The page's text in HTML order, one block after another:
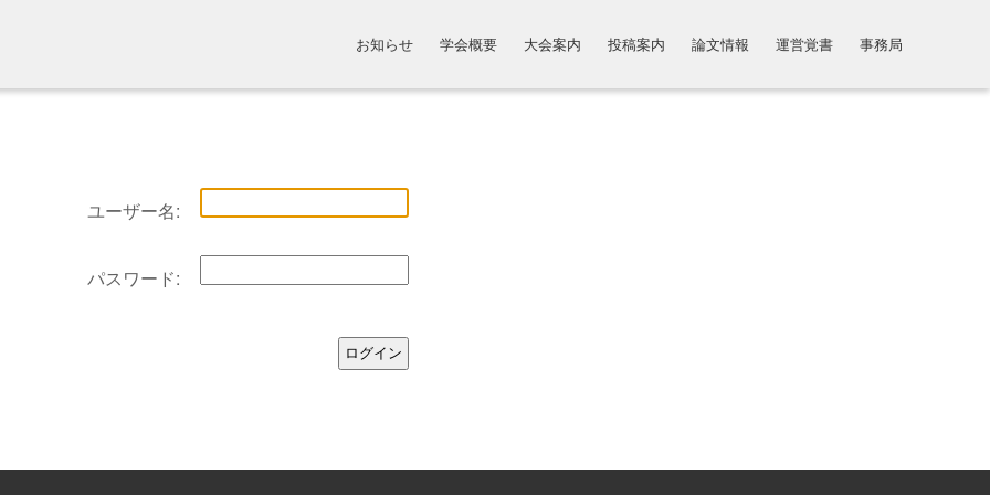
お知らせ 学会概要 大会案内 投稿案内 論文情報 運営覚書 事務局
ユーザー名:
パスワード: